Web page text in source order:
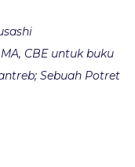
CBE untuk buku
Sebuah Potret